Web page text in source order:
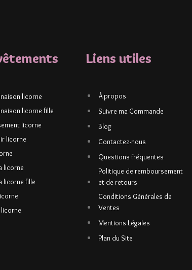
licorne
licorne fille
licorne
licorne
licorne
licorne fille
Liens utiles
À propos
Suivre ma Commande
Blog
Contactez-nous
Questions fréquentes
Politique de remboursement
et de retours
Conditions Générales de
Ventes
Mentions Légales
Plan du Site